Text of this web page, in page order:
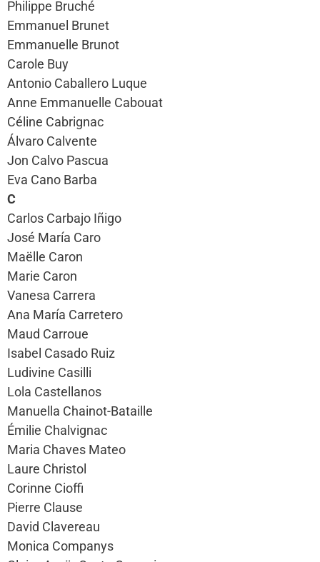
Philippe Bruché
Emmanuel Brunet
Emmanuelle Brunot
Carole Buy
Antonio Caballero Luque
Anne Emmanuelle Cabouat
Céline Cabrignac
Álvaro Calvente
Jon Calvo Pascua
Eva Cano Barba
C
Carlos Carbajo Iñigo
José María Caro
Maëlle Caron
Marie Caron
Vanesa Carrera
Ana María Carretero
Maud Carroue
Isabel Casado Ruiz
Ludivine Casilli
Lola Castellanos
Manuella Chainot-Bataille
Émilie Chalvignac
Maria Chaves Mateo
Laure Christol
Corinne Cioffi
Pierre Clause
David Clavereau
Monica Companys